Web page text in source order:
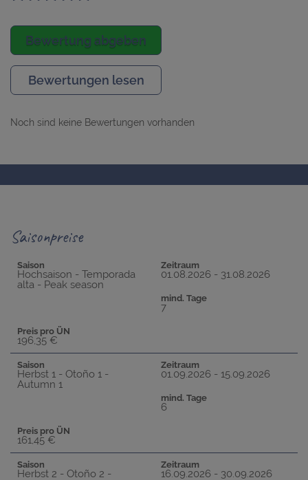
Bewertung abgeben
Bewertungen lesen
Noch sind keine Bewertungen vorhanden
Saisonpreise
Saison
Hochsaison - Temporada
alta - Peak season
Zeitraum
01.08.2026 - 31.08.2026
mind. Tage
7
Preis pro ÜN
196,35 €
Saison
Herbst 1 - Otoño 1 -
Autumn 1
Zeitraum
01.09.2026 - 15.09.2026
mind. Tage
6
Preis pro ÜN
161,45 €
Saison
Herbst 2 - Otoño 2 -
Zeitraum
16.09.2026 - 30.09.2026